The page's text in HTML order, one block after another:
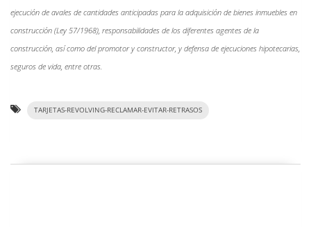
ejecución de avales de cantidades anticipadas para la adquisición de bienes inmuebles en
construcción (Ley 57/1968), responsabilidades de los diferentes agentes de la
construcción, así como del promotor y constructor, y defensa de ejecuciones hipotecarias,
seguros de vida, entre otras.
TARJETAS-REVOLVING-RECLAMAR-EVITAR-RETRASOS